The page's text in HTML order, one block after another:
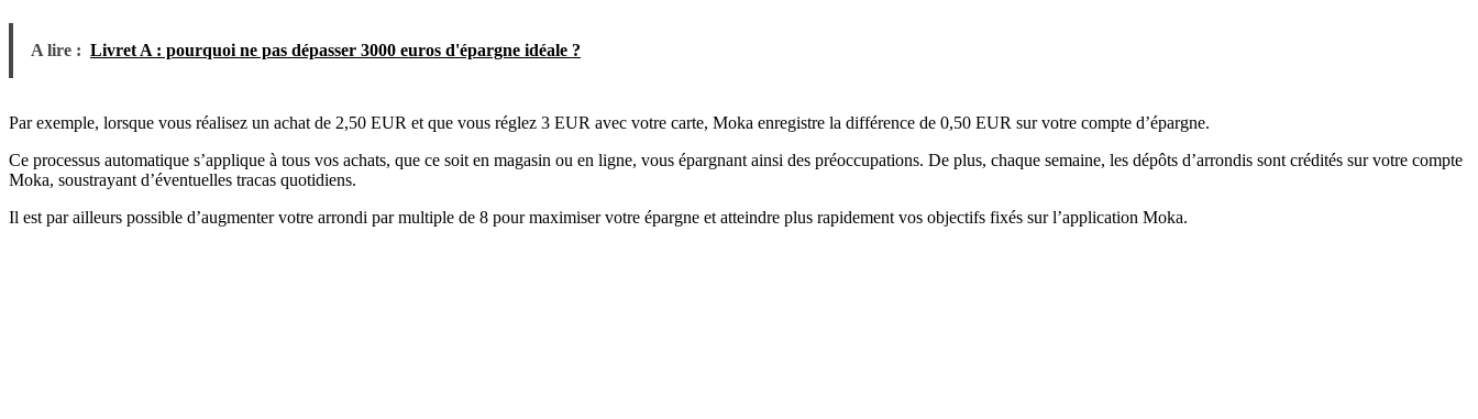
A lire : Livret A : pourquoi ne pas dépasser 3000 euros d'épargne idéale ?
Par exemple, lorsque vous réalisez un achat de 2,50 EUR et que vous réglez 3 EUR avec votre carte, Moka enregistre la différence de 0,50 EUR sur votre compte d’épargne.
Ce processus automatique s’applique à tous vos achats, que ce soit en magasin ou en ligne, vous épargnant ainsi des préoccupations. De plus, chaque semaine, les dépôts d’arrondis sont crédités sur votre compte
Moka, soustrayant d’éventuelles tracas quotidiens.
Il est par ailleurs possible d’augmenter votre arrondi par multiple de 8 pour maximiser votre épargne et atteindre plus rapidement vos objectifs fixés sur l’application Moka.